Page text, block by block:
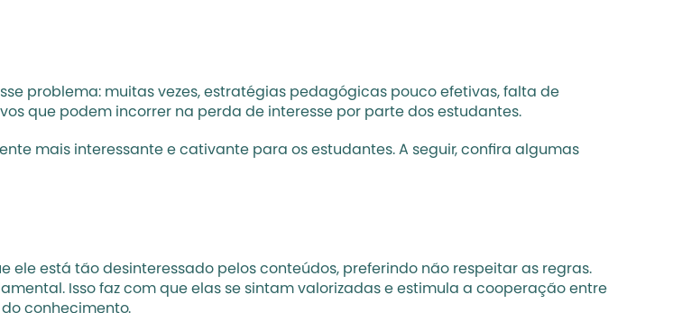
problema: muitas vezes, estratégias pedagógicas pouco efetivas, falta de
que podem incorrer na perda de interesse por parte dos estudantes.
mais interessante e cativante para os estudantes. A seguir, confira algumas
está tão desinteressado pelos conteúdos, preferindo não respeitar as regras.
Isso faz com que elas se sintam valorizadas e estimula a cooperação entre
conhecimento.